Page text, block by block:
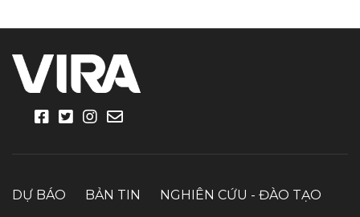
DỰ BÁO BẢN TIN NGHIÊN CỨU - ĐÀO TẠO